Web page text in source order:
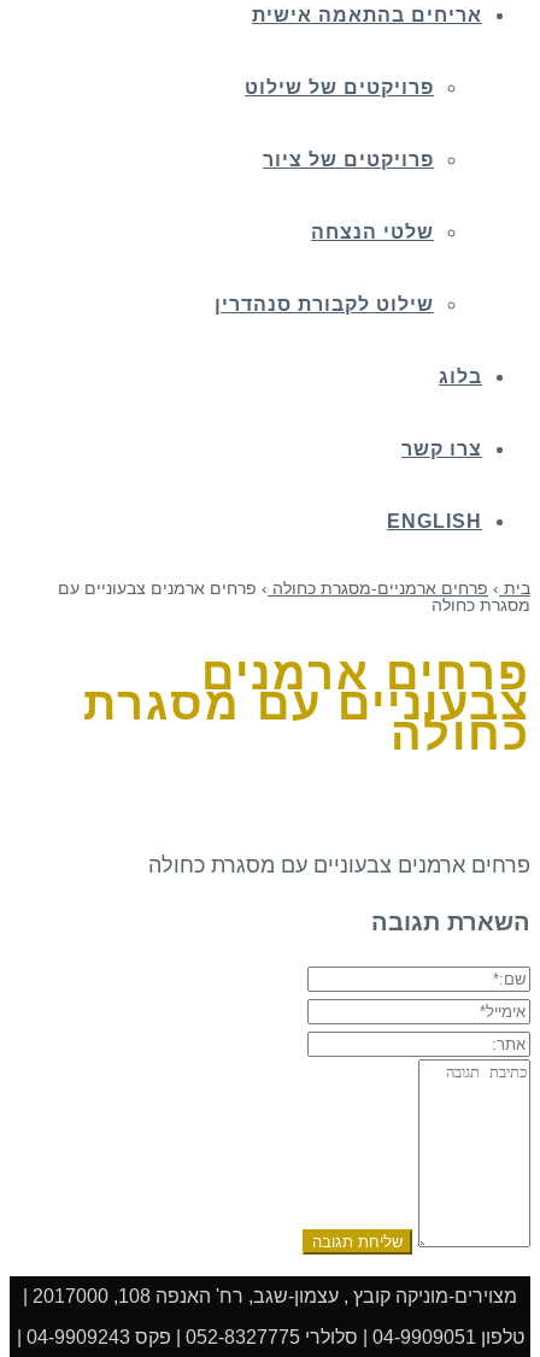
אריחים בהתאמה אישית
פרויקטים של שילוט
פרויקטים של ציור
שלטי הנצחה
שילוט לקבורת סנהדרין
בלוג
צרו קשר
ENGLISH
בית › פרחים ארמניים-מסגרת כחולה › פרחים ארמנים צבעוניים עם
מסגרת כחולה
פרחים ארמנים
צבעוניים עם מסגרת
כחולה
פרחים ארמנים צבעוניים עם מסגרת כחולה
השארת תגובה
שם:*
אימייל*
אתר:
תגובה:
טלפון 04-9909051 | סלולרי 052-8327775 | פקס 04-9909243 |